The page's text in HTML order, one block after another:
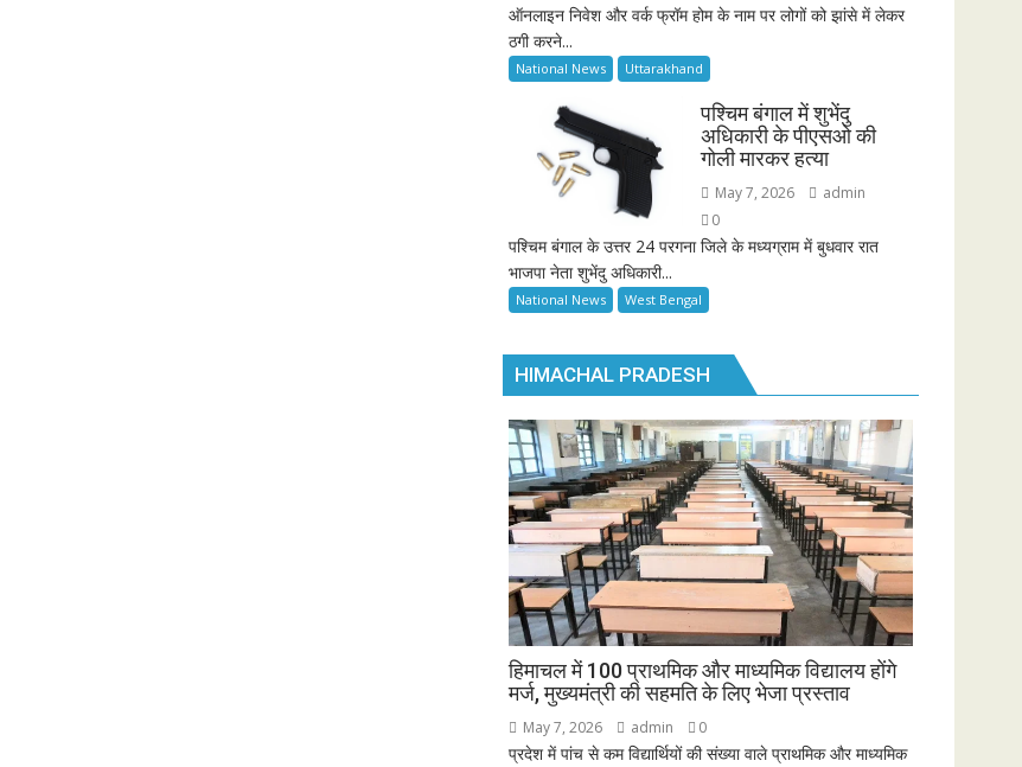
ऑनलाइन निवेश और वर्क फ्रॉम होम के नाम पर लोगों को झांसे में लेकर
ठगी करने...
National News Uttarakhand
पश्चिम बंगाल में शुभेंदु
अधिकारी के पीएसओ की
गोली मारकर हत्या
May 7, 2026
admin
0
पश्चिम बंगाल के उत्तर 24 परगना जिले के मध्यग्राम में बुधवार रात
भाजपा नेता शुभेंदु अधिकारी...
National News West Bengal
HIMACHAL PRADESH
हिमाचल में 100 प्राथमिक और माध्यमिक विद्यालय होंगे
मर्ज, मुख्यमंत्री की सहमति के लिए भेजा प्रस्ताव
May 7, 2026 admin 0
प्रदेश में पांच से कम विद्यार्थियों की संख्या वाले प्राथमिक और माध्यमिक